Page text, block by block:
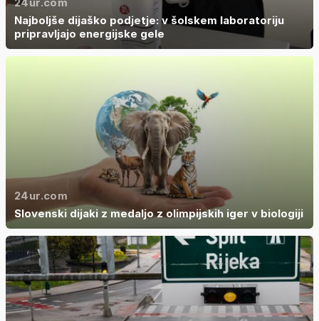
Najboljše dijaško podjetje: v šolskem laboratoriju
pripravljajo energijske gele
24ur.com
Slovenski dijaki z medaljo z olimpijskih iger v biologiji